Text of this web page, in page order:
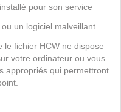
pour son service
un logiciel malveillant
le fichier HCW ne dispose
votre ordinateur ou vous
appropriés qui permettront